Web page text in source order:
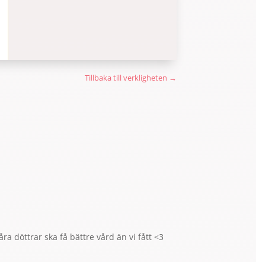
Tillbaka till verkligheten →
döttrar ska få bättre vård än vi fått <3